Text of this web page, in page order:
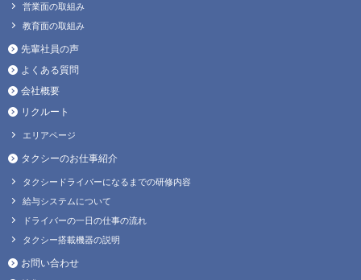
営業面の取組み
教育面の取組み
先輩社員の声
よくある質問
会社概要
リクルート
エリアページ
タクシーのお仕事紹介
タクシードライバーになるまでの研修内容
給与システムについて
ドライバーの一日の仕事の流れ
タクシー搭載機器の説明
お問い合わせ